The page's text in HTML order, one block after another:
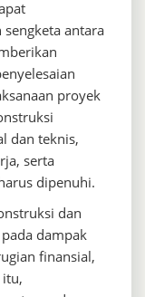
antara
proyek
dan teknis,
serta
dipenuhi.
dan
dampak
finansial,